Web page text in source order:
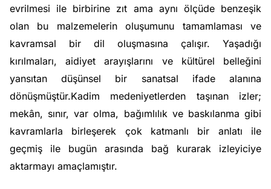
evrilmesi ile birbirine zıt ama aynı ölçüde benzeşik
olan bu malzemelerin oluşumunu tamamlaması ve
kavramsal bir dil oluşmasına çalışır. Yaşadığı
kırılmaları, aidiyet arayışlarını ve kültürel belleğini
yansıtan düşünsel bir sanatsal ifade alanına
dönüşmüştür.Kadim medeniyetlerden taşınan izler;
mekân, sınır, var olma, bağımlılık ve baskılanma gibi
kavramlarla birleşerek çok katmanlı bir anlatı ile
geçmiş ile bugün arasında bağ kurarak izleyiciye
aktarmayı amaçlamıştır.